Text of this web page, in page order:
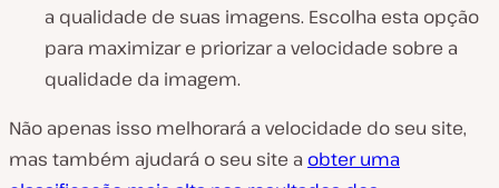
a qualidade de suas imagens. Escolha esta opção
para maximizar e priorizar a velocidade sobre a
qualidade da imagem.
Não apenas isso melhorará a velocidade do seu site,
mas também ajudará o seu site a obter uma